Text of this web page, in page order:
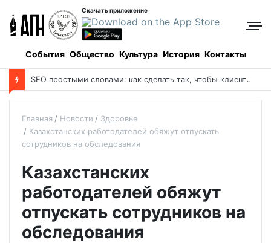
Скачать приложение
События Общество Культура История Контакты
S
EO простыми словами: как сделать так, чтобы клиенты находили вас в Google сами
Главная Новости
Здоровье
Казахстанских работодателей обяжут отпускать
сотрудников на обследования
Казахстанских
работодателей обяжут
отпускать сотрудников на
обследования